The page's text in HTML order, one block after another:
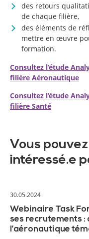
des retours
de chaque filière,
des éléments de
mettre en œuvre
formation.
Consultez l’étude
filière Aéronautique
Consultez l’étude
filière Santé
Vous
intéressé.e
30.05.2024
Webinaire Task
ses recrutements :
l’aéronautique